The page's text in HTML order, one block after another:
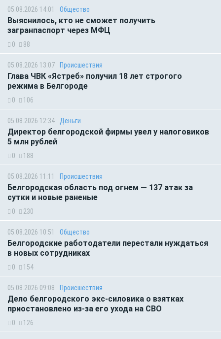
05.08.2026 14:01 Общество
Выяснилось, кто не сможет получить
загранпаспорт через МФЦ
0 88
05.08.2026 13:07 Происшествия
Глава ЧВК «Ястреб» получил 18 лет строгого
режима в Белгороде
0 106
05.08.2026 12:34 Деньги
Директор белгородской фирмы увел у налоговиков
5 млн рублей
0 188
05.08.2026 11:11 Происшествия
Белгородская область под огнем — 137 атак за
сутки и новые раненые
0 230
05.08.2026 10:51 Общество
Белгородские работодатели перестали нуждаться
в новых сотрудниках
0 154
05.08.2026 09:08 Происшествия
Дело белгородского экс-силовика о взятках
приостановлено из-за его ухода на СВО
0 126